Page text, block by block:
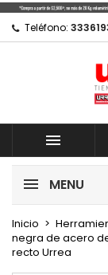
Teléfono:

MENU
Inicio
negra de acero
recto Urrea
Mi lista
Crear
Crear
Nombre de
Iniciar
Debe iniciar
lista de